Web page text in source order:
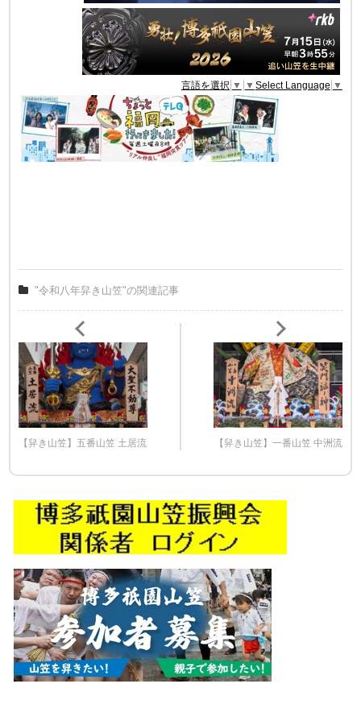
言語を選択 ▼ ▼ Select Language ▼
"令和八年舁き山笠"の関連記事
【舁き山笠】五番山笠 土居流 【舁き山笠】一番山笠 中洲流